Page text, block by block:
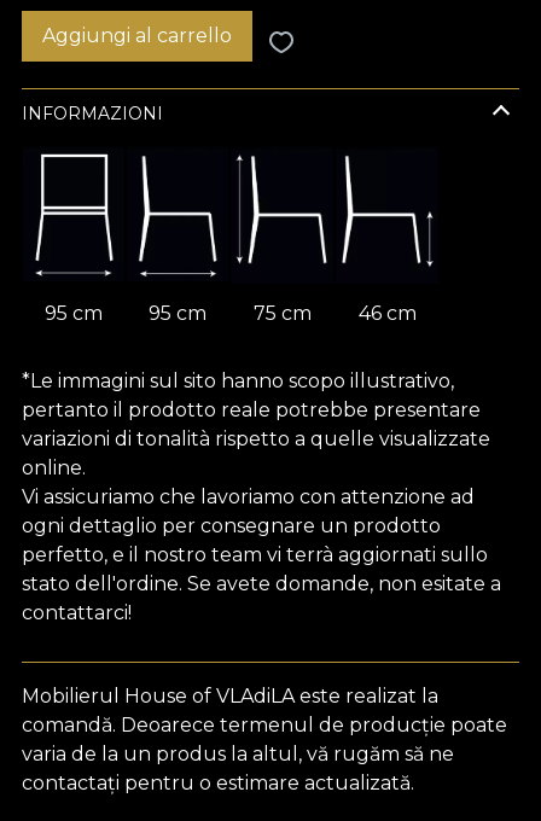
Aggiungi al carrello
INFORMAZIONI
95 cm 95 cm 75 cm 46 cm
*Le immagini sul sito hanno scopo illustrativo,
pertanto il prodotto reale potrebbe presentare
variazioni di tonalità rispetto a quelle visualizzate
online.
Vi assicuriamo che lavoriamo con attenzione ad
ogni dettaglio per consegnare un prodotto
perfetto, e il nostro team vi terrà aggiornati sullo
stato dell'ordine. Se avete domande, non esitate a
contattarci!
Mobilierul House of VLAdiLA este realizat la
comandă. Deoarece termenul de producție poate
varia de la un produs la altul, vă rugăm să ne
contactați pentru o estimare actualizată.